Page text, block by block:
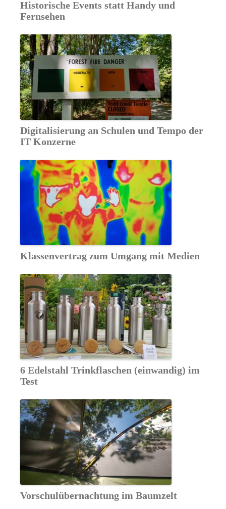
Historische Events statt Handy und
Fernsehen
Digitalisierung an Schulen und Tempo der
IT Konzerne
Klassenvertrag zum Umgang mit Medien
6 Edelstahl Trinkflaschen (einwandig) im
Test
Vorschulübernachtung im Baumzelt